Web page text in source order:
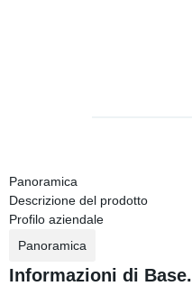
Panoramica
Descrizione del prodotto
Profilo aziendale
Panoramica
Informazioni di Base.